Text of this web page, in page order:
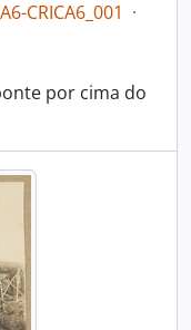
CRICA6_001 ·
por cima do